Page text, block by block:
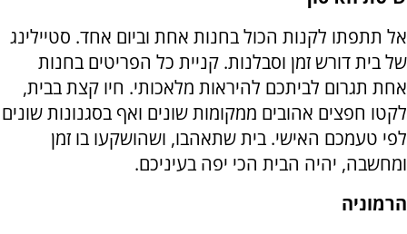
אל תתפתו לקנות הכול בחנות אחת וביום אחד. סטיילינג
של בית דורש זמן וסבלנות. קניית כל הפריטים בחנות
אחת תגרום לביתכם להיראות מלאכותי. חיו קצת בבית,
לקטו חפצים אהובים ממקומות שונים ואף בסגנונות שונים
לפי טעמכם האישי. בית שתאהבו, ושהושקעו בו זמן
ומחשבה, יהיה הבית הכי יפה בעיניכם.
הרמוניה